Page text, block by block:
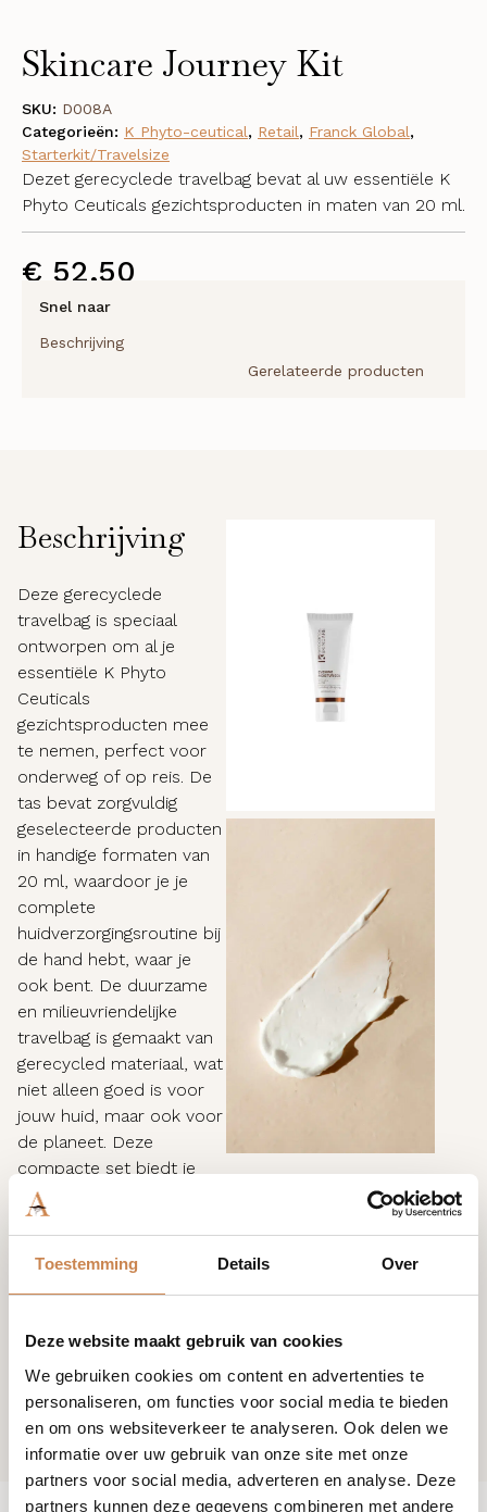
Toestemming Details Over
Deze website maakt gebruik van cookies
We gebruiken cookies om content en advertenties te
personaliseren, om functies voor social media te bieden
en om ons websiteverkeer te analyseren. Ook delen we
informatie over uw gebruik van onze site met onze
partners voor social media, adverteren en analyse. Deze
partners kunnen deze gegevens combineren met andere
Skincare Journey Kit
€ 52,50
Snel naar
Beschrijving
Gerelateerde producten
Dezet gerecyclede travelbag bevat al uw essentiële K
Phyto Ceuticals gezichtsproducten in maten van 20 ml.
SKU: D008A
Categorieën: K Phyto-ceutical, Retail, Franck Global,
Starterkit/Travelsize
Beschrijving
Deze gerecyclede
travelbag is speciaal
ontworpen om al je
essentiële K Phyto
Ceuticals
gezichtsproducten mee
te nemen, perfect voor
onderweg of op reis. De
tas bevat zorgvuldig
geselecteerde producten
in handige formaten van
20 ml, waardoor je je
complete
huidverzorgingsroutine bij
de hand hebt, waar je
ook bent. De duurzame
en milieuvriendelijke
travelbag is gemaakt van
gerecycled materiaal, wat
niet alleen goed is voor
jouw huid, maar ook voor
de planeet. Deze
compacte set biedt je
alles wat je nodig hebt
voor een stralende en
voor reizen of om kennis
te maken met de luxe K
producten.